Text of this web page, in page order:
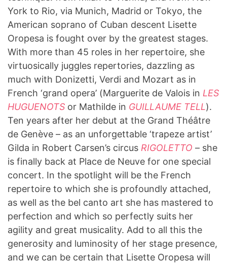
York to Rio, via Munich, Madrid or Tokyo, the
American soprano of Cuban descent Lisette
Oropesa is fought over by the greatest stages.
With more than 45 roles in her repertoire, she
virtuosically juggles repertories, dazzling as
much with Donizetti, Verdi and Mozart as in
French ‘grand opera’ (Marguerite de Valois in LES
HUGUENOTS or Mathilde in GUILLAUME TELL).
Ten years after her debut at the Grand Théâtre
de Genève – as an unforgettable ‘trapeze artist’
Gilda in Robert Carsen’s circus RIGOLETTO – she
is finally back at Place de Neuve for one special
concert. In the spotlight will be the French
repertoire to which she is profoundly attached,
as well as the bel canto art she has mastered to
perfection and which so perfectly suits her
agility and great musicality. Add to all this the
generosity and luminosity of her stage presence,
and we can be certain that Lisette Oropesa will